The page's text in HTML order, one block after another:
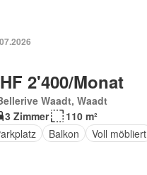
2'400/Monat
Waadt, Waadt
3 Zimmer
110 m²
Balkon Voll möbliert